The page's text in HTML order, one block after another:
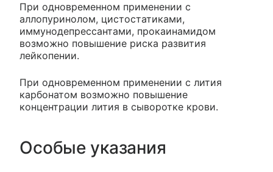
При одновременном применении с
аллопуринолом, цистостатиками,
иммунодепрессантами, прокаинамидом
возможно повышение риска развития
лейкопении.
При одновременном применении с лития
карбонатом возможно повышение
концентрации лития в сыворотке крови.
Особые указания